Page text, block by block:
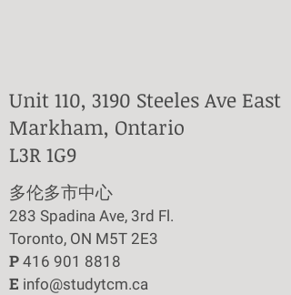
Unit 110, 3190 Steeles Ave East
Markham, Ontario
L3R 1G9
​多伦多市中心
283 Spadina Ave, 3rd Fl.
Toronto, ON M5T 2E3
P 416 901 8818
E info@studytcm.ca